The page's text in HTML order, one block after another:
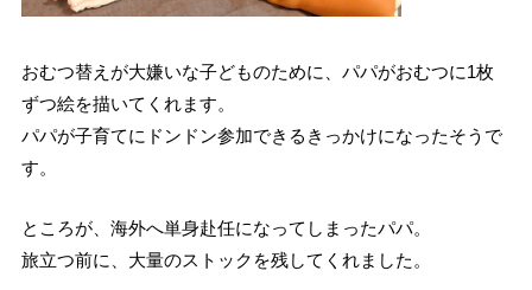
おむつ替えが大嫌いな子どものために、パパがおむつに1枚
ずつ絵を描いてくれます。
パパが子育てにドンドン参加できるきっかけになったそうで
す。
ところが、海外へ単身赴任になってしまったパパ。
旅立つ前に、大量のストックを残してくれました。